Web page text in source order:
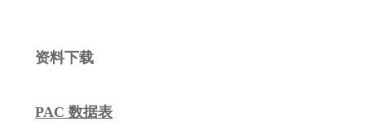
资料下载
PAC 数据表